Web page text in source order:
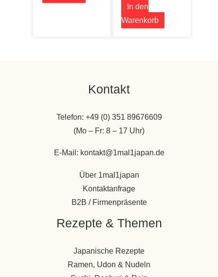
In den
Warenkorb
Kontakt
Telefon: +49 (0) 351 89676609
(Mo – Fr: 8 – 17 Uhr)
E-Mail: kontakt@1mal1japan.de
Über 1mal1japan
Kontaktanfrage
B2B / Firmenpräsente
Rezepte & Themen
Japanische Rezepte
Ramen, Udon & Nudeln